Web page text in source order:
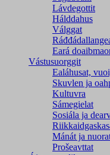
Lávdegottit
Hálddahus
Válggat
Eará
Vástusuorggit
Ealáhusat,
Skuvlen ja
Kultuvra
Sámegielat
Sosiála ja
Mánát ja
Prošeavttat